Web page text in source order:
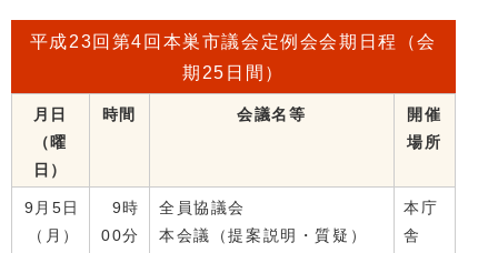
平成23回第4回本巣市議会定例会会期日程（会
期25日間）
月日
（曜
日）
時間 会議名等
開催
場所
9月5日
（月）
9時
00分
全員協議会
本会議（提案説明・質疑）
本庁
舎